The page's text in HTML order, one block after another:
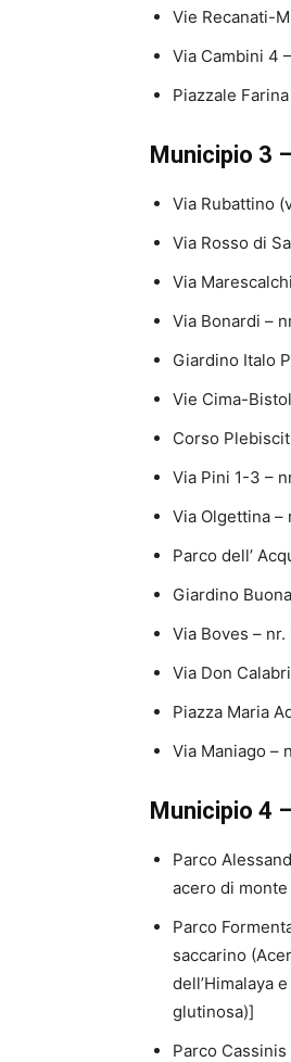
Vie Recanati-
Via Cambini 4
Piazzale
Municipio 3
Via Rubattino
Via Rosso di
Via
Via Bonardi –
Giardino Italo
Vie Cima-
Corso
Via Pini 1-3 –
Via Olgettina –
Parco dell’
Giardino
Via Boves –
Via Don
Piazza Maria
Via Maniago –
Municipio 4
Parco
acero di
Parco
saccarino
dell’Himalaya
glutinosa)]
Parco